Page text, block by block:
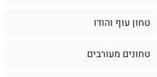
טחון עוף והודו
טחונים מעורבים